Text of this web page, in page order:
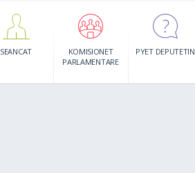
SEANCAT
KOMISIONET
PARLAMENTARE
PYET DEPUTETIN